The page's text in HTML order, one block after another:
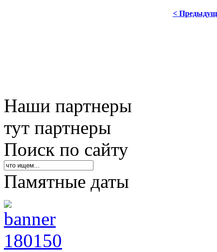
<
Наши партнеры
тут партнеры
Поиск по сайту
Памятные даты